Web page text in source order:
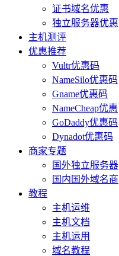
证书域名优惠
独立服务器优惠
主机测评
优惠推荐
Vultr优惠码
NameSilo优惠码
Gname优惠码
NameCheap优惠
GoDaddy优惠码
Dynadot优惠码
商家专题
国外独立服务器
国内国外域名商
教程
主机运维
主机文档
主机运用
域名教程